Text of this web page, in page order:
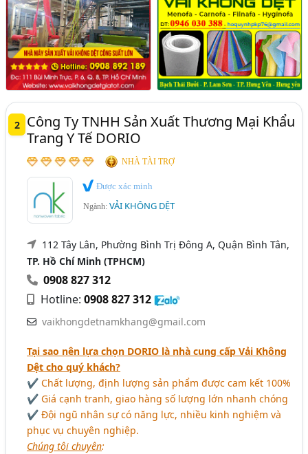
2
Công Ty TNHH Sản Xuất Thương Mại Khẩu
Trang Y Tế DORIO
NHÀ TÀI TRỢ
Được xác minh
Ngành:VẢI KHÔNG DỆT
112 Tây Lân, Phường Bình Trị Đông A, Quận Bình Tân,
TP. Hồ Chí Minh (TPHCM)
0908 827 312
Hotline:0908 827 312
vaikhongdetnamkhang@gmail.com
Tại sao nên lựa chọn DORIO là nhà cung cấp Vải Không
Dệt cho quý khách?
✔ Chất lượng, định lượng sản phẩm được cam kết 100%
✔ Giá cạnh tranh, giao hàng số lượng lớn nhanh chóng
✔ Đội ngũ nhân sự có năng lực, nhiều kinh nghiệm và
phục vụ chuyên nghiệp.
Chúng tôi chuyên: